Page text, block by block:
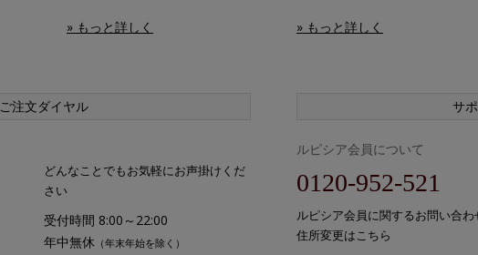
» もっと詳しく » もっと詳しく
ご注文ダイヤル
どんなことでもお気軽にお声掛けくだ
さい
受付時間 8:00～22:00
年中無休 （年末年始を除く）
サ
ルピシア会員について
0120-952-521
ルピシア会員に関するお問い合わ
住所変更はこちら